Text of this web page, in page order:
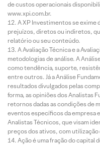
de custos operacionais
www.xpi.com.br.
A XP Investimentos se exime
prejuízos, diretos ou indiretos,
relatório ou seu conteúdo.
A Avaliação Técnica e a
metodologias de análise. A
como tendência, suporte,
entre outros. Já a Análise
resultados divulgados pelas
forma, as opiniões dos Analistas
retornos dadas as condições de
eventos específicos da empresa
Analistas Técnicos, que visam
preços dos ativos, com utilização
Ação é uma fração do capital